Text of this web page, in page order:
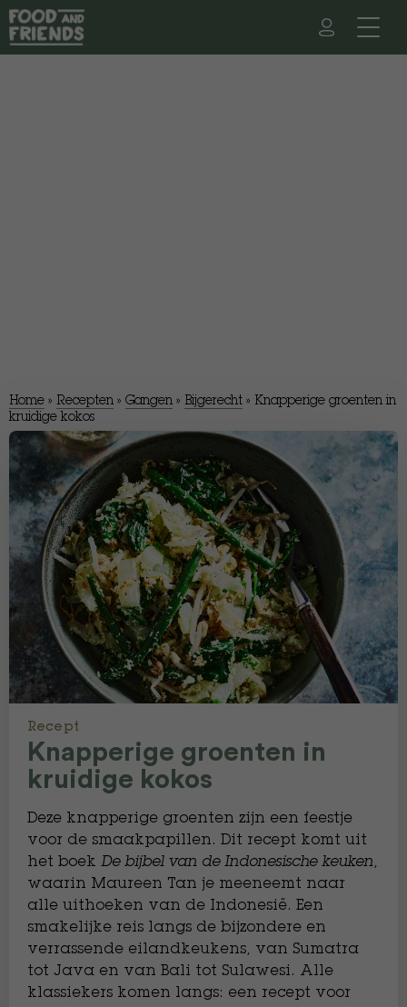
Home » Recepten » Gangen » Bijgerecht » Knapperige groenten in
kruidige kokos
Recept
Knapperige groenten in
kruidige kokos
Deze knapperige groenten zijn een feestje
voor de smaakpapillen. Dit recept komt uit
het boek De bijbel van de Indonesische keuken,
waarin Maureen Tan je meeneemt naar
alle uithoeken van de Indonesië. Een
smakelijke reis langs de bijzondere en
verrassende eilandkeukens, van Sumatra
tot Java en van Bali tot Sulawesi. Alle
klassiekers komen langs: een recept voor